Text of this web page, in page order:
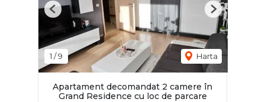
1 /9 Harta
Previous Next
Apartament decomandat 2 camere în
Grand Residence cu loc de parcare